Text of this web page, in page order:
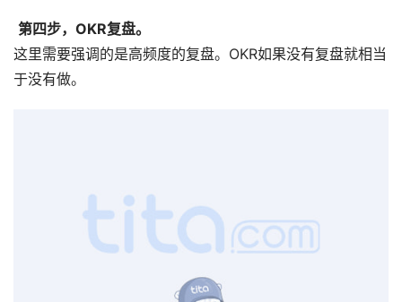
这里需要强调的是高频度的复盘。OKR如果没有复盘就相当